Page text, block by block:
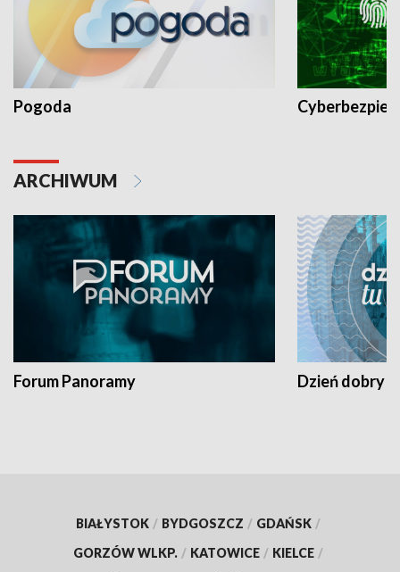
Pogoda
ARCHIWUM
Forum Panoramy Dzień dobry
BIAŁYSTOK / BYDGOSZCZ / GDAŃSK /
GORZÓW WLKP. / KATOWICE / KIELCE /